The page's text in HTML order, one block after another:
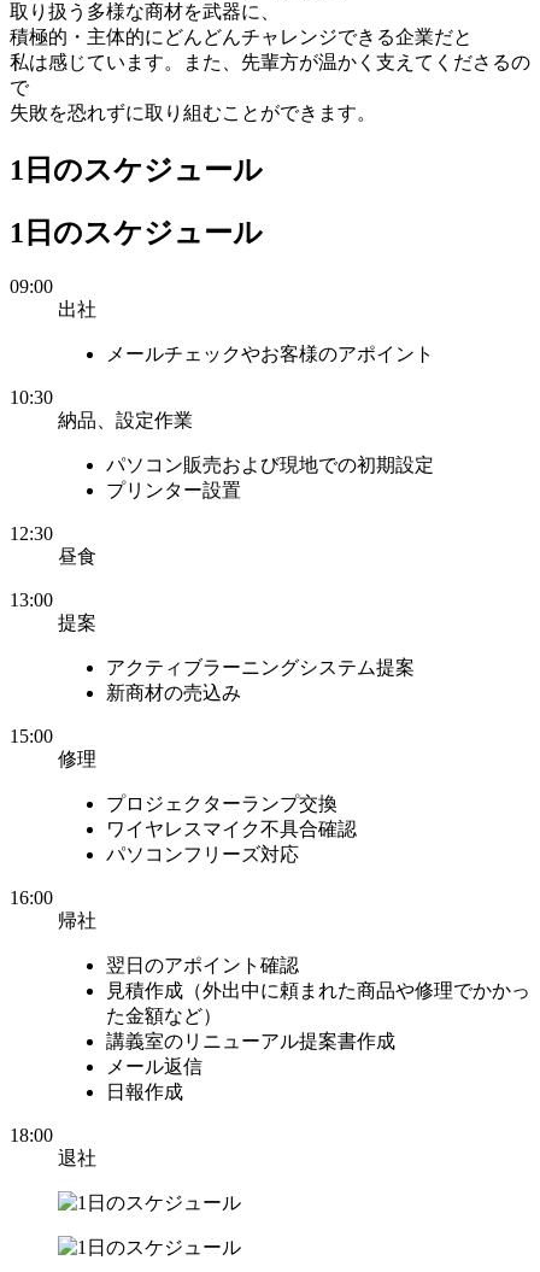
取り扱う多様な商材を武器に、
積極的・主体的にどんどんチャレンジできる企業だと
私は感じています。また、先輩方が温かく支えてくださるの
で
失敗を恐れずに取り組むことができます。
1日のスケジュール
1日のスケジュール
09:00
出社
メールチェックやお客様のアポイント
10:30
納品、設定作業
パソコン販売および現地での初期設定
プリンター設置
12:30
昼食
13:00
提案
アクティブラーニングシステム提案
新商材の売込み
15:00
修理
プロジェクターランプ交換
ワイヤレスマイク不具合確認
パソコンフリーズ対応
16:00
帰社
翌日のアポイント確認
見積作成（外出中に頼まれた商品や修理でかかっ
た金額など）
講義室のリニューアル提案書作成
メール返信
日報作成
18:00
退社